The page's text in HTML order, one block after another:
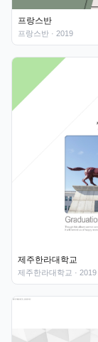
프랑스반
프랑스반 · 2019
제주한라대학교
제주한라대학교 · 2019